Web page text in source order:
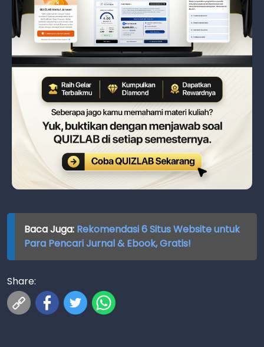
Baca Juga: Rekomendasi 6 Situs Website untuk
Para Pencari Jurnal & Ebook, Gratis!
Share: